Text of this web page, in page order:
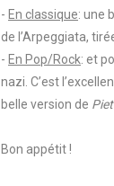
- En classique: une
de l’Arpeggiata,
- En Pop/Rock: et
nazi. C’est
belle version de
Bon appétit !